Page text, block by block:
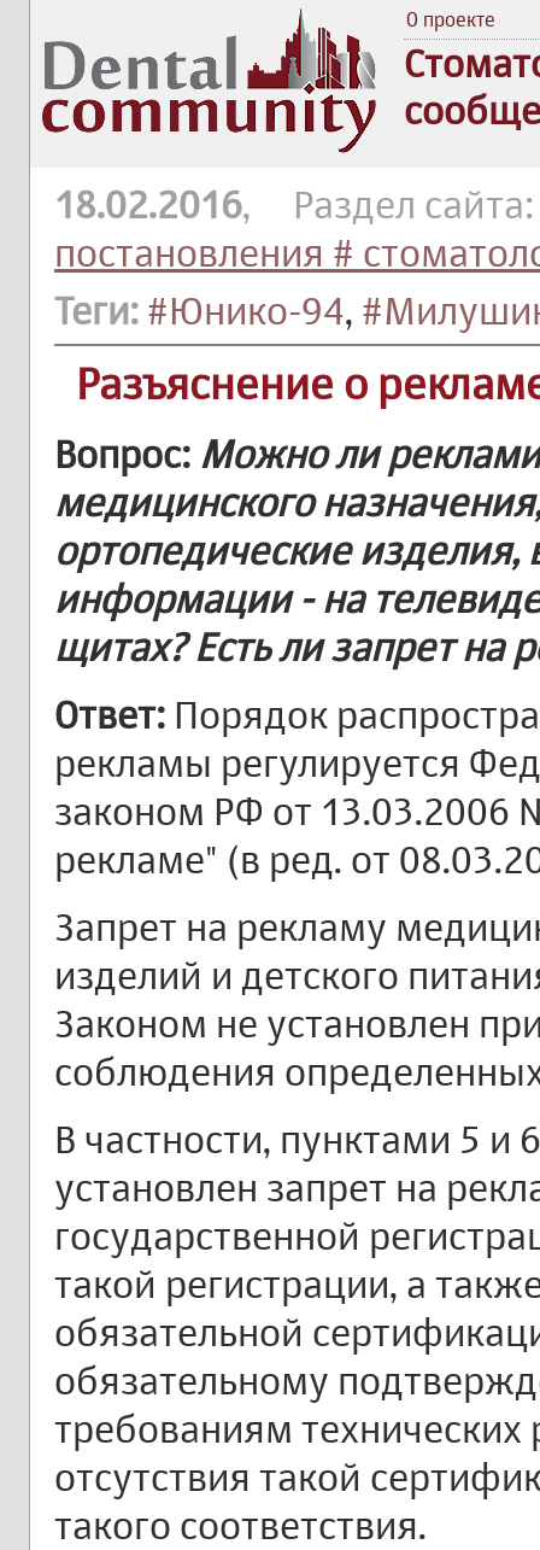
О проекте
18.02.2016, Раздел
постановления #
Теги: #Юнико-94,
Разъяснение о
Вопрос: Можно ли
медицинского
ортопедические изделия,
информации - на
щитах? Есть ли запрет на
Ответ: Порядок
рекламы регулируется
законом РФ от 13.03.2006
рекламе" (в ред. от
Запрет на рекламу
изделий и детского
Законом не установлен
соблюдения
В частности, пунктами 5 и
установлен запрет на
государственной
такой регистрации, а
обязательной
обязательному
требованиям технических
отсутствия такой
такого соответствия.